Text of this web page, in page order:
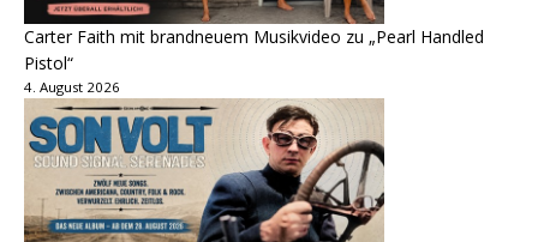
Carter Faith mit brandneuem Musikvideo zu „Pearl Handled
Pistol“
4. August 2026